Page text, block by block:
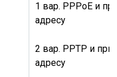
1 вар. PPPoE и
адресу
2 вар. PPTP и
адресу